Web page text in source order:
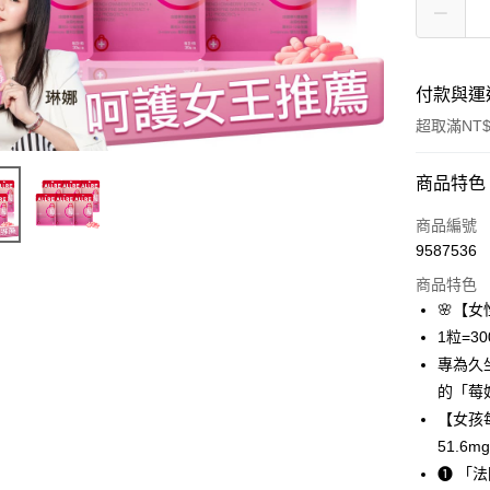
付款與
超取滿
付款方式
信用卡一
LINE Pay
Apple Pay
悠遊付
大哥付你
相關說明
【大哥付
商品特色
商品編號
9587536
商品特色
🌸【女
1粒
專為久
的「莓
【女
51.6mg
❶ 「法